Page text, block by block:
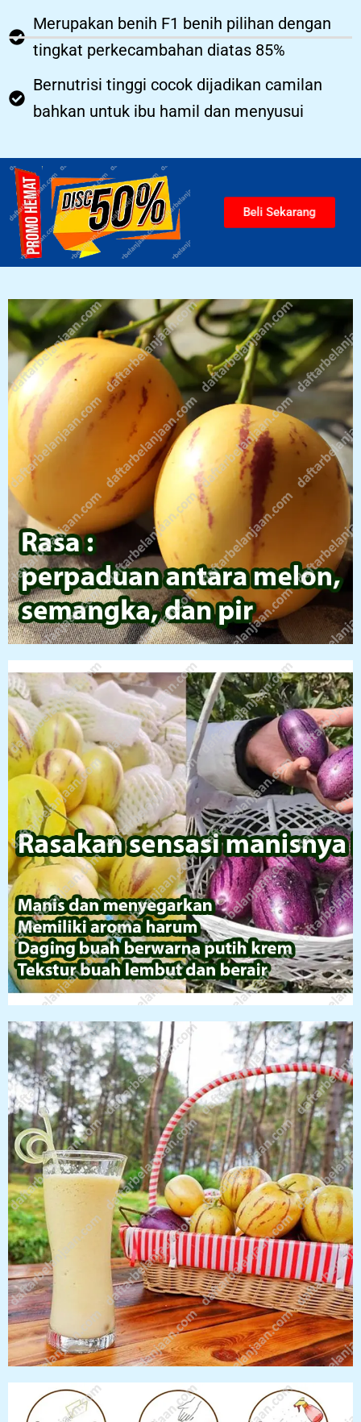
Merupakan benih F1 benih pilihan dengan
tingkat perkecambahan diatas 85%
Bernutrisi tinggi cocok dijadikan camilan
bahkan untuk ibu hamil dan menyusui
Beli Sekarang